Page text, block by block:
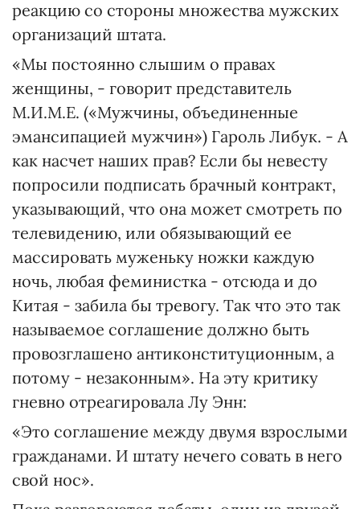
реакцию со стороны множества мужских
организаций штата.
«Мы постоянно слышим о правах
женщины, - говорит представитель
М.И.М.Е. («Мужчины, объединенные
эмансипацией мужчин») Гароль Либук. - А
как насчет наших прав? Если бы невесту
попросили подписать брачный контракт,
указывающий, что она может смотреть по
телевидению, или обязывающий ее
массировать муженьку ножки каждую
ночь, любая феминистка - отсюда и до
Китая - забила бы тревогу. Так что это так
называемое соглашение должно быть
провозглашено антиконституционным, а
потому - незаконным». На эту критику
гневно отреагировала Лу Энн:
«Это соглашение между двумя взрослыми
гражданами. И штату нечего совать в него
свой нос».